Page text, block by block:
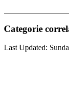
Categorie
Last Updated: